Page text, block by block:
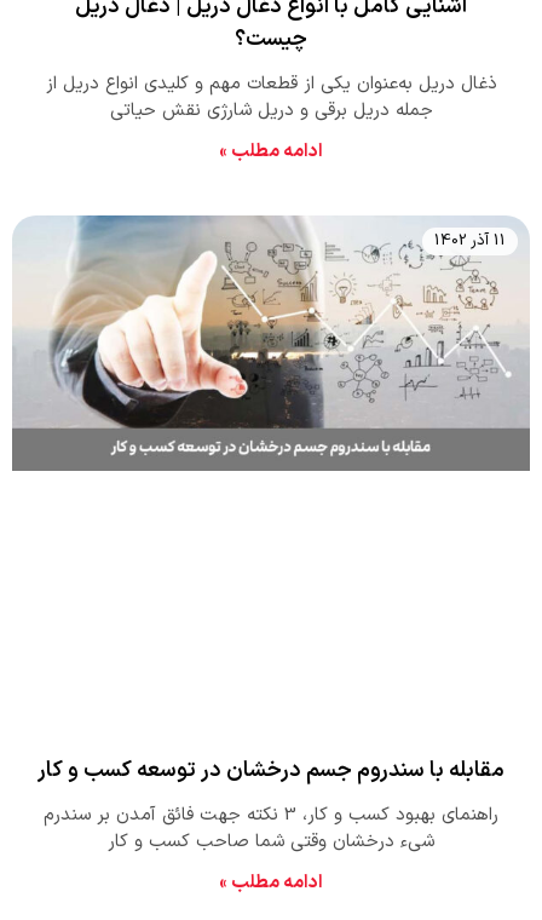
چیست؟
ذغال دریل به‌عنوان یکی از قطعات مهم و کلیدی انواع دریل از
جمله دریل‌ برقی و دریل شارژی نقش حیاتی
ادامه مطلب »
مقابله با سندروم جسم درخشان در توسعه کسب و کار
11 آذر 1402
راهنمای بهبود کسب و کار، 3 نکته جهت فائق آمدن بر سندرم
شیء درخشان وقتی شما صاحب کسب و کار
ادامه مطلب »